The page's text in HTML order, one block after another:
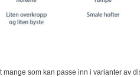
som kan passe inn i varianter av